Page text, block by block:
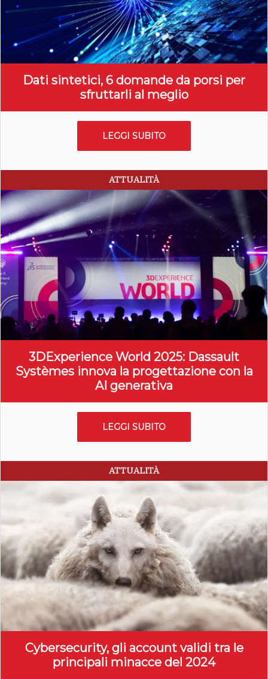
Dati sintetici, 6 domande da porsi per
sfruttarli al meglio
LEGGI SUBITO
ATTUALITÀ
3DExperience World 2025: Dassault
Systèmes innova la progettazione con la
AI generativa
LEGGI SUBITO
ATTUALITÀ
Cybersecurity, gli account validi tra le
principali minacce del 2024